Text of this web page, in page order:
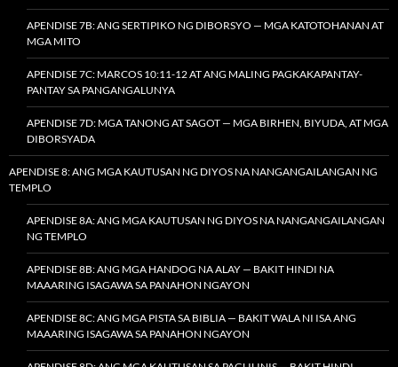
APENDISE 7B: ANG SERTIPIKO NG DIBORSYO — MGA KATOTOHANAN AT
MGA MITO
APENDISE 7C: MARCOS 10:11-12 AT ANG MALING PAGKAKAPANTAY-
PANTAY SA PANGANGALUNYA
APENDISE 7D: MGA TANONG AT SAGOT — MGA BIRHEN, BIYUDA, AT MGA
DIBORSYADA
APENDISE 8: ANG MGA KAUTUSAN NG DIYOS NA NANGANGAILANGAN NG
TEMPLO
APENDISE 8A: ANG MGA KAUTUSAN NG DIYOS NA NANGANGAILANGAN
NG TEMPLO
APENDISE 8B: ANG MGA HANDOG NA ALAY — BAKIT HINDI NA
MAAARING ISAGAWA SA PANAHON NGAYON
APENDISE 8C: ANG MGA PISTA SA BIBLIA — BAKIT WALA NI ISA ANG
MAAARING ISAGAWA SA PANAHON NGAYON